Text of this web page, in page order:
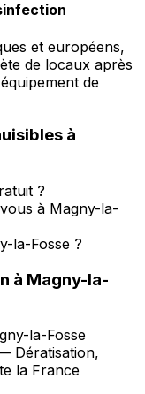
et européens,
de locaux après
de
à
?
à Magny-la-
la-Fosse ?
à Magny-la-
la-Fosse
Dératisation,
la France